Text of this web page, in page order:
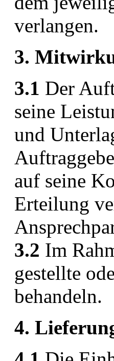
verlangen.
3.
3.1 Der
seine
und
auf seine
Erteilung
3.2 Im
gestellte
behandeln.
4.